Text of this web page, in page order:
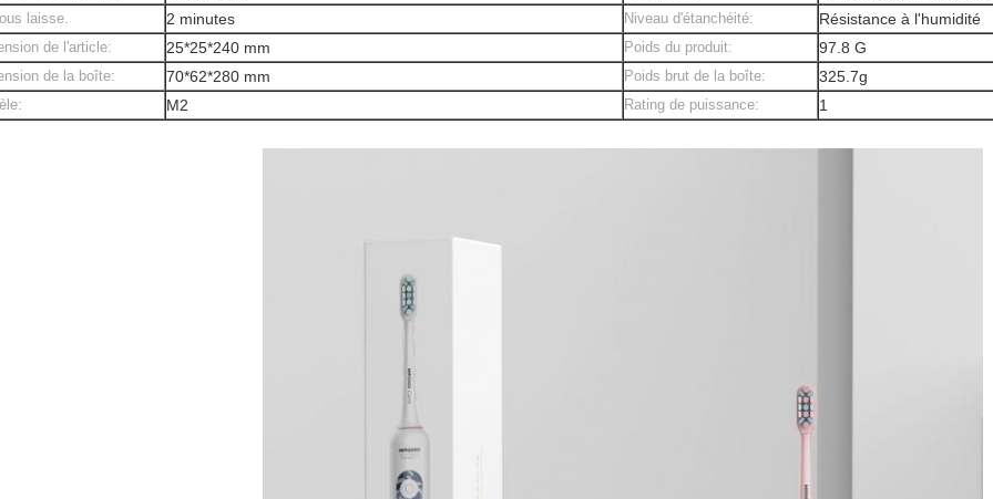
laisse. 2 minutes Niveau d'étanchéité: Résistance à l'humidité
de l'article: 25*25*240 mm Poids du produit: 97.8 G
de la boîte: 70*62*280 mm Poids brut de la boîte: 325.7g
M2 Rating de puissance: 1